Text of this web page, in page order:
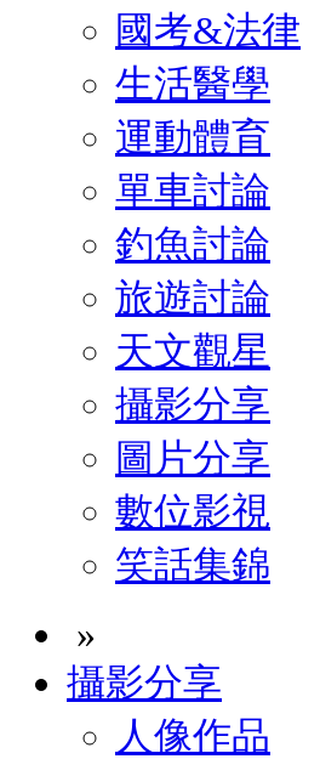
國考&法律
生活醫學
運動體育
單車討論
釣魚討論
旅遊討論
天文觀星
攝影分享
圖片分享
數位影視
笑話集錦
»
攝影分享
人像作品